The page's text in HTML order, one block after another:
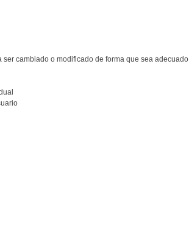
cambiado o modificado de forma que sea adecuado